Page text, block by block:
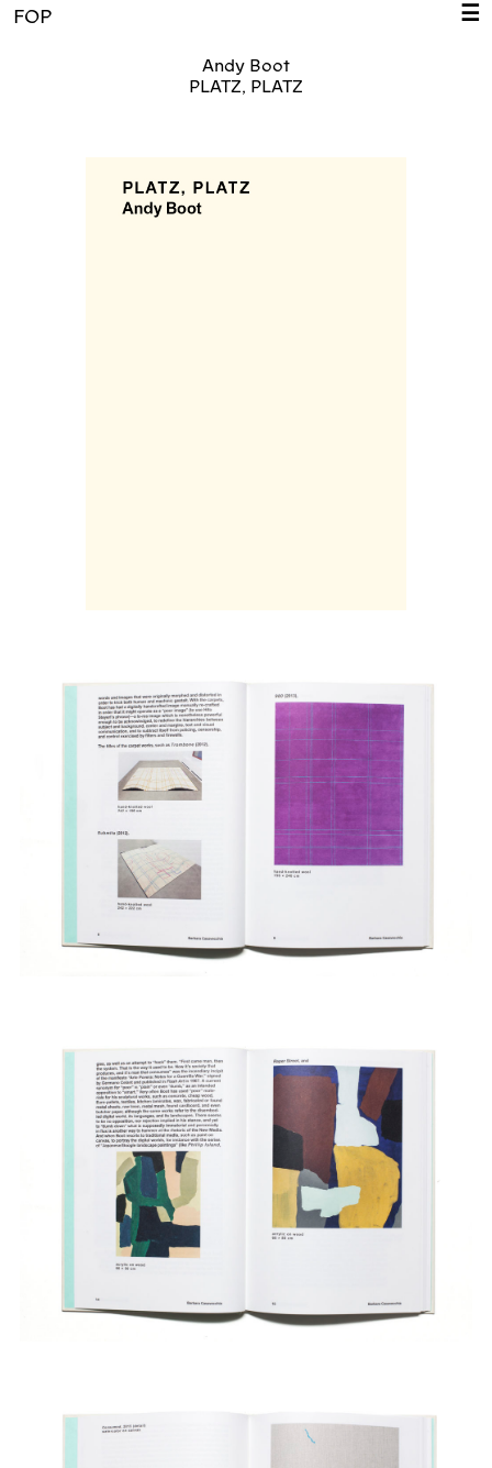
FOP ☰
Andy Boot
PLATZ, PLATZ